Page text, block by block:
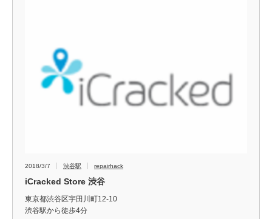
2018/3/7 渋谷駅 repairhack
iCracked Store 渋谷
東京都渋谷区宇田川町12-10
渋谷駅から徒歩4分